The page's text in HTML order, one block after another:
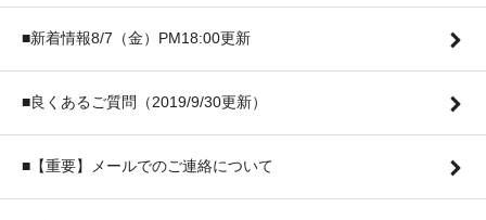
■新着情報8/7（金）PM18:00更新
■良くあるご質問（2019/9/30更新）
■【重要】メールでのご連絡について